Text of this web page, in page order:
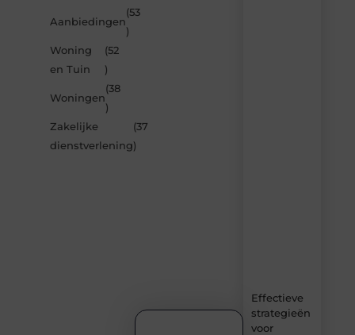
Aanbiedingen
(53
)
Woning
en Tuin
(52
)
Woningen
(38
)
Zakelijke
dienstverlening
(37
)
Effectieve
strategieën
voor